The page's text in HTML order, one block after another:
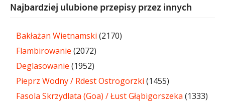
Najbardziej ulubione przepisy przez innych
Bakłażan Wietnamski (2170)
Flambirowanie (2072)
Deglasowanie (1952)
Pieprz Wodny / Rdest Ostrogorzki (1455)
Fasola Skrzydlata (Goa) / Łust Głąbigorszeka (1333)